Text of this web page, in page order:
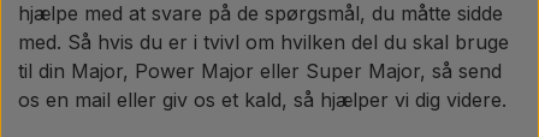
hjælpe med at svare på de spørgsmål, du måtte sidde
med. Så hvis du er i tvivl om hvilken del du skal bruge
til din Major, Power Major eller Super Major, så send
os en mail eller giv os et kald, så hjælper vi dig videre.